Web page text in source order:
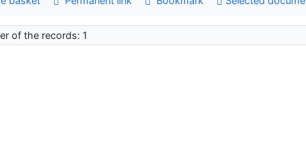
of the records: 1